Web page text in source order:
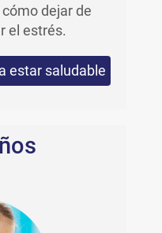
dejar de
el estrés.
estar saludable